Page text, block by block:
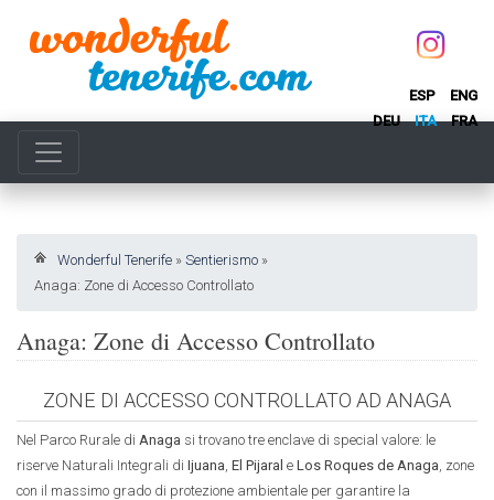
ESP
ENG
DEU
ITA FRA
Wonderful Tenerife » Sentierismo »
Anaga: Zone di Accesso Controllato
Anaga: Zone di Accesso Controllato
ZONE DI ACCESSO CONTROLLATO AD ANAGA
Nel Parco Rurale di Anaga si trovano tre enclave di special valore: le
riserve Naturali Integrali di Ijuana El Pijaral e Los Roques de Anaga , zone
con il massimo grado di protezione ambientale per garantire la